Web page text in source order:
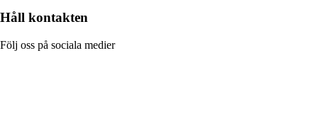
Håll kontakten
Följ oss på sociala medier